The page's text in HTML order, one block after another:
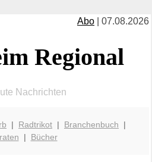
Abo | 07.08.2026
Regional
Nachrichten
| Radtrikot | Branchenbuch |
| Bücher